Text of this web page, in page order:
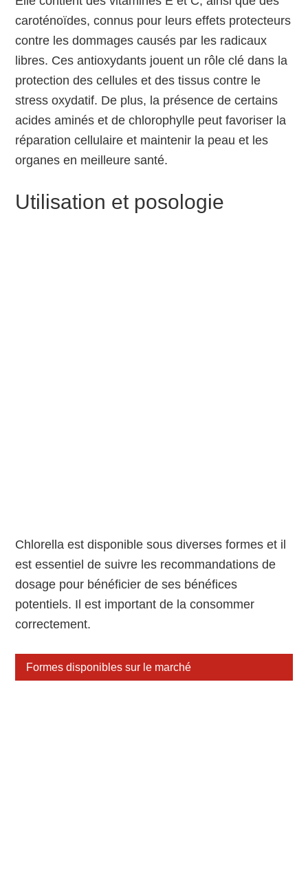
caroténoïdes, connus pour leurs effets protecteurs
contre les dommages causés par les radicaux
libres. Ces antioxydants jouent un rôle clé dans la
protection des cellules et des tissus contre le
stress oxydatif. De plus, la présence de certains
acides aminés et de chlorophylle peut favoriser la
réparation cellulaire et maintenir la peau et les
organes en meilleure santé.
Utilisation et posologie
Chlorella est disponible sous diverses formes et il
est essentiel de suivre les recommandations de
dosage pour bénéficier de ses bénéfices
potentiels. Il est important de la consommer
correctement.
Formes disponibles sur le marché